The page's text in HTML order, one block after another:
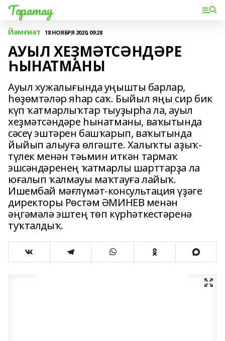
Торатау
Йәмғиәт 18 НОЯБРЯ 2020, 09:28
АУЫЛ ХЕҘМӘТСӘНДӘРЕ
ҺЫНАТМАНЫ
Ауыл хужалығында уңышты барлар,
һөҙөмтәләр яһар саҡ. Быйыл яңы сир бик
күп ҡатмарлыҡтар тыуҙырһа ла, ауыл
хеҙмәтсәндәре һынатманы, ваҡытында
сәсеү эштәрен башҡарып, ваҡытында
йыйып алыуға өлгәште. Халыҡты аҙыҡ-
түлек менән тәьмин иткән тармаҡ
эшсәндәренең ҡатмарлы шарттарҙа ла
юғалып ҡалмауы маҡтауға лайыҡ.
Ишембай мәғлүмәт-консультация үҙәге
директоры Рөстәм ӘМИНЕВ менән
әңгәмәлә эштең төп күрһәткестәренә
туҡталдыҡ.